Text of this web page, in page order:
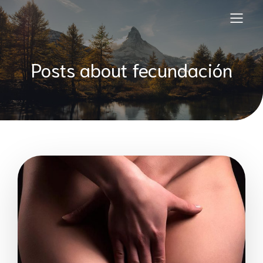
Posts about fecundación